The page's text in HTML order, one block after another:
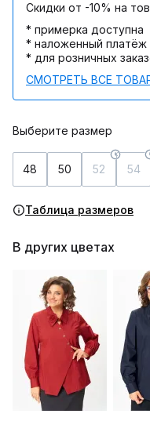
Скидки от -10% на
* примерка доступна
* наложенный платёж
* для розничных
СМОТРЕТЬ ВСЕ
Выберите размер
48 50 52 54
Таблица размеров
В других цветах